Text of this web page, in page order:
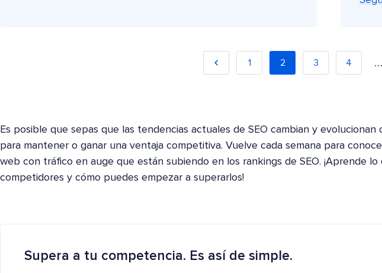
1 2 3 4 …
Es posible que sepas que las tendencias actuales de SEO cambian y
para mantener o ganar una ventaja competitiva. Vuelve cada semana para
web con tráfico en auge que están subiendo en los rankings de SEO. ¡Aprende
competidores y cómo puedes empezar a superarlos!
Supera a tu competencia. Es así de simple.